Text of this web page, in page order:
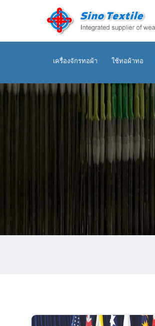
เครื่องจักรทอผ้า ใช้ทอผ้าทอ